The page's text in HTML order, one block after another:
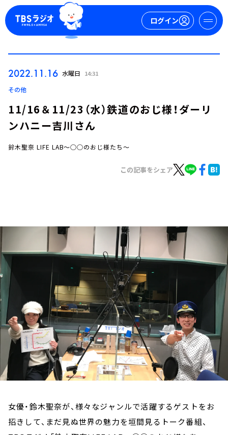
ログイン
お知らせ
イベント・グッズ
YouTube
会社情報
2022.11.16 水曜日 14:31
その他
11/16＆11/23（水）鉄道のおじ様！ダーリ
ンハニー吉川さん
鈴木聖奈 LIFE LAB～○○のおじ様たち～
この記事をシェア
女優・鈴木聖奈が、様々なジャンルで活躍するゲストをお
招きして、まだ見ぬ世界の魅力を垣間見るトーク番組、